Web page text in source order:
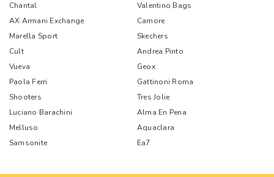
Chantal
Valentino Bags
AX Armani Exchange
Camore
Marella Sport
Skechers
Cult
Andrea Pinto
Vueva
Geox
Paola Ferri
Gattinoni Roma
Shooters
Tres Jolie
Luciano Barachini
Alma En Pena
Melluso
Aquaclara
Samsonite
Ea7